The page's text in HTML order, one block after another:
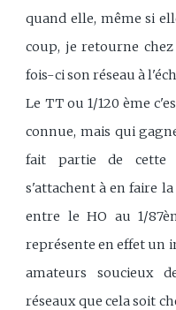
quand elle, même si
coup, je retourne
fois-ci son réseau à
Le TT ou 1/120 ème
connue, mais qui
fait partie de cette
s'attachent à en faire
entre le HO au 1/
représente en effet un
amateurs soucieux
réseaux que cela soit